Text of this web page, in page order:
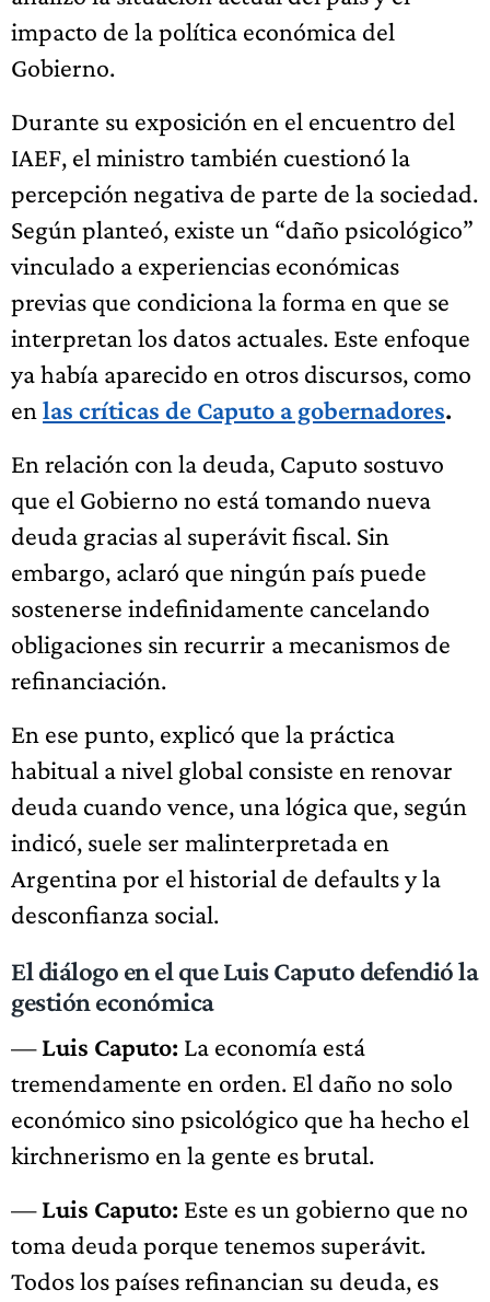
impacto de la política económica del
Gobierno.
Durante su exposición en el encuentro del
IAEF, el ministro también cuestionó la
percepción negativa de parte de la sociedad.
Según planteó, existe un “daño psicológico”
vinculado a experiencias económicas
previas que condiciona la forma en que se
interpretan los datos actuales. Este enfoque
ya había aparecido en otros discursos, como
en las críticas de Caputo a gobernadores.
En relación con la deuda, Caputo sostuvo
que el Gobierno no está tomando nueva
deuda gracias al superávit fiscal. Sin
embargo, aclaró que ningún país puede
sostenerse indefinidamente cancelando
obligaciones sin recurrir a mecanismos de
refinanciación.
En ese punto, explicó que la práctica
habitual a nivel global consiste en renovar
deuda cuando vence, una lógica que, según
indicó, suele ser malinterpretada en
Argentina por el historial de defaults y la
desconfianza social.
El diálogo en el que Luis Caputo defendió la
gestión económica
—Luis Caputo: La economía está
tremendamente en orden. El daño no solo
económico sino psicológico que ha hecho el
kirchnerismo en la gente es brutal.
—Luis Caputo: Este es un gobierno que no
toma deuda porque tenemos superávit.
Todos los países refinancian su deuda, es